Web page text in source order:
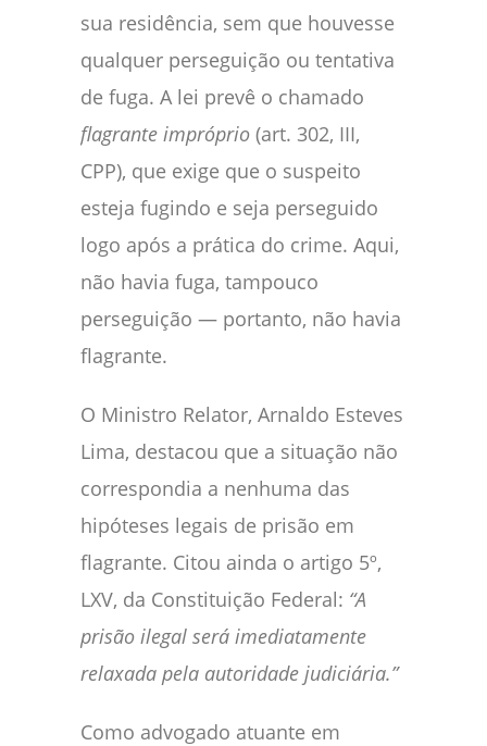
sua residência, sem que houvesse
qualquer perseguição ou tentativa
de fuga. A lei prevê o chamado
flagrante impróprio (art. 302, III,
CPP), que exige que o suspeito
esteja fugindo e seja perseguido
logo após a prática do crime. Aqui,
não havia fuga, tampouco
perseguição — portanto, não havia
flagrante.
O Ministro Relator, Arnaldo Esteves
Lima, destacou que a situação não
correspondia a nenhuma das
hipóteses legais de prisão em
flagrante. Citou ainda o artigo 5º,
LXV, da Constituição Federal: “A
prisão ilegal será imediatamente
relaxada pela autoridade judiciária.”
Como advogado atuante em